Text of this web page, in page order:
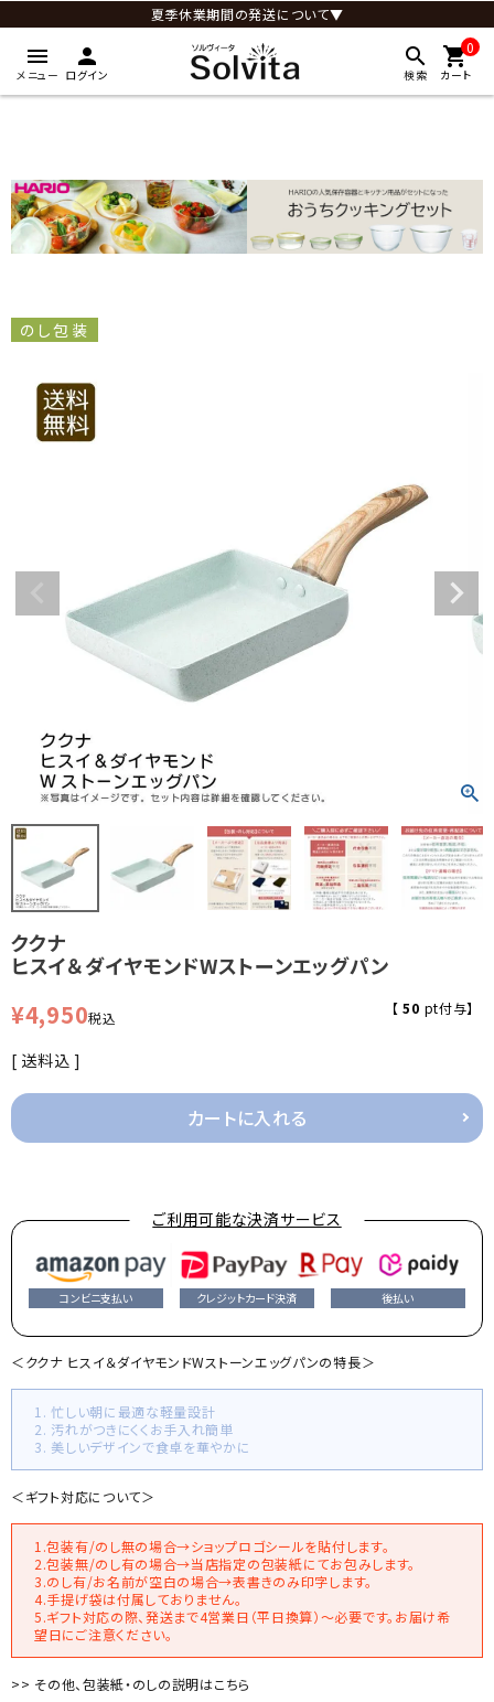
夏季休業期間の発送について▼
menu
メニュー
person
ログイン
search
検索
0
shopping_cart
カート
のし包装
ククナ
ヒスイ＆ダイヤモンドWストーンエッグパン
¥4,950税込
【 50 pt付与】
送料込
カートに入れる
ご利用可能な決済サービス
コンビニ支払い クレジットカード決済 後払い
＜ククナ ヒスイ＆ダイヤモンドWストーンエッグパンの特長＞
1. 忙しい朝に最適な軽量設計
2. 汚れがつきにくくお手入れ簡単
3. 美しいデザインで食卓を華やかに
＜ギフト対応について＞
1.包装有/のし無の場合→ショップロゴシールを貼付します。
2.包装無/のし有の場合→当店指定の包装紙にてお包みします。
3.のし有/お名前が空白の場合→表書きのみ印字します。
4.手提げ袋は付属しておりません。
5.ギフト対応の際、発送まで4営業日（平日換算）～必要です。お届け希
望日にご注意ください。
>> その他、包装紙・のしの説明はこちら